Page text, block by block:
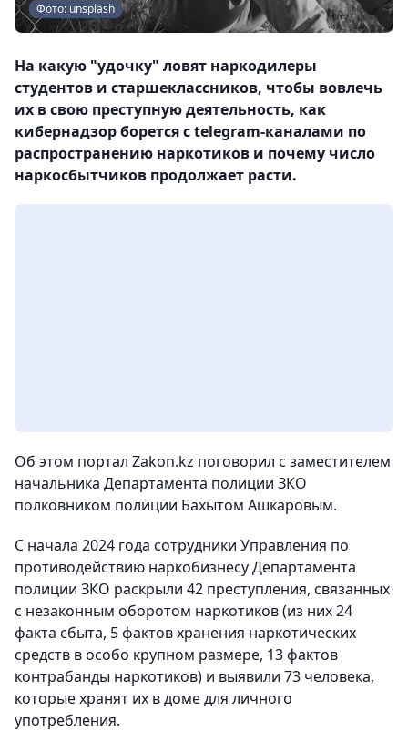
Фото: unsplash
На какую "удочку" ловят наркодилеры
студентов и старшеклассников, чтобы вовлечь
их в свою преступную деятельность, как
кибернадзор борется с telegram-каналами по
распространению наркотиков и почему число
наркосбытчиков продолжает расти.
Об этом портал Zakon.kz поговорил с заместителем
начальника Департамента полиции ЗКО
полковником полиции Бахытом Ашкаровым.
С начала 2024 года сотрудники Управления по
противодействию наркобизнесу Департамента
полиции ЗКО раскрыли 42 преступления, связанных
с незаконным оборотом наркотиков (из них 24
факта сбыта, 5 фактов хранения наркотических
средств в особо крупном размере, 13 фактов
контрабанды наркотиков) и выявили 73 человека,
которые хранят их в доме для личного
употребления.